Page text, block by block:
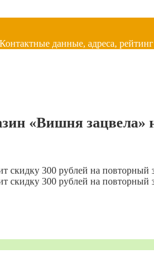
данные, адреса,
«Вишня зацвела»
скидку 300 рублей на повторный
скидку 300 рублей на повторный